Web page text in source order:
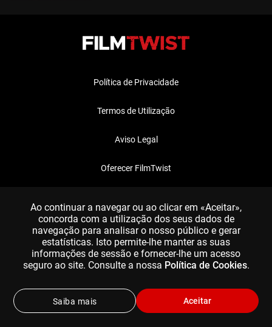
Política de Privacidade
Termos de Utilização
Aviso Legal
Oferecer FilmTwist
Ao continuar a navegar ou ao clicar em «Aceitar»,
concorda com a utilização dos seus dados de
navegação para analisar o nosso público e gerar
estatísticas. Isto permite-lhe manter as suas
informações de sessão e fornecer-lhe um acesso
seguro ao site. Consulte a nossa Política de Cookies.
Aceitar
Saiba mais